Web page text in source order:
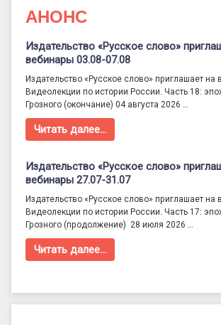
АНОНС
Издательство «Русское слово»
вебинары 03.08-07.08
Издательство «Русское слово» приглашает на
Видеолекции по истории России. Часть 18:
Грозного (окончание) 04 августа 2026 …
Читать далее…
Издательство «Русское слово»
вебинары 27.07-31.07
Издательство «Русское слово» приглашает на
Видеолекции по истории России. Часть 17:
Грозного (продолжение) 28 июля 2026 …
Читать далее…